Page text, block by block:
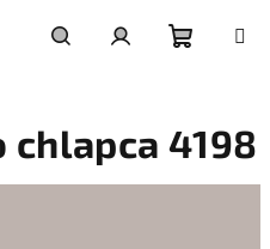
košík
4198